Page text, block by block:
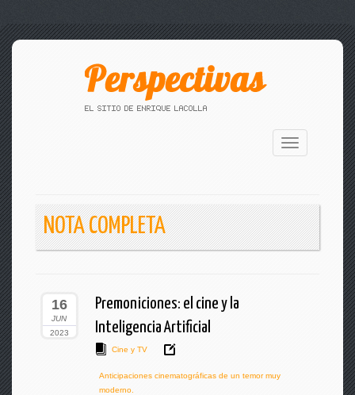
Toggle
navigation
NOTA COMPLETA
16
JUN
2023
Premoniciones: el cine y la
Inteligencia Artificial
Cine y TV
Anticipaciones cinematográficas de un temor muy
moderno.